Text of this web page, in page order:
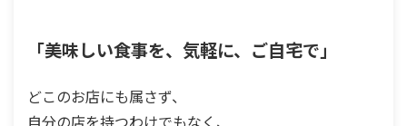
「美味しい食事を、気軽に、ご自宅で」
どこのお店にも属さず、
自分の店を持つわけでもなく、